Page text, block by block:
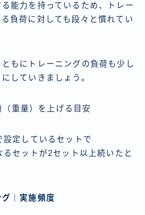
能力を持っているため、トレー
負荷に対しても段々と慣れてい
もにトレーニングの負荷も少し
していきましょう。
重量）を上げる目安
設定しているセットで
セットが2セット以上続いたと
｜実施頻度